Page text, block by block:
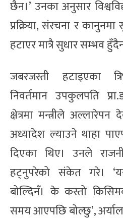
छैन।’ उनका अनुसार
प्रक्रिया, संरचना र कानुनमा
हटाएर मात्रै सुधार सम्भव
जबरजस्ती हटाइएका
निवर्तमान उपकुलपति
क्षेत्रमा मन्त्रीले अल्लारेपन
अध्यादेश ल्याउने थाहा
दिएका थिए। उनले
हट्नुपरेको संकेत गरे।
बोल्दिनँ। के कस्तो
समय आएपछि बोल्छु’,